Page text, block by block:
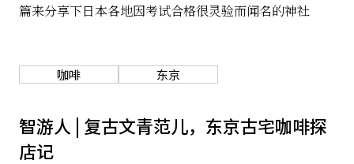
篇来分享下日本各地因考试合格很灵验而闻名的神社
咖啡 东京
智游人 | 复古文青范儿，东京古宅咖啡探
店记